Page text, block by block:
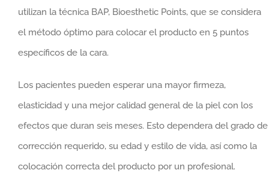
utilizan la técnica BAP, Bioesthetic Points, que se considera
el método óptimo para colocar el producto en 5 puntos
específicos de la cara.
Los pacientes pueden esperar una mayor firmeza,
elasticidad y una mejor calidad general de la piel con los
efectos que duran seis meses. Esto dependera del grado de
corrección requerido, su edad y estilo de vida, así como la
colocación correcta del producto por un profesional.